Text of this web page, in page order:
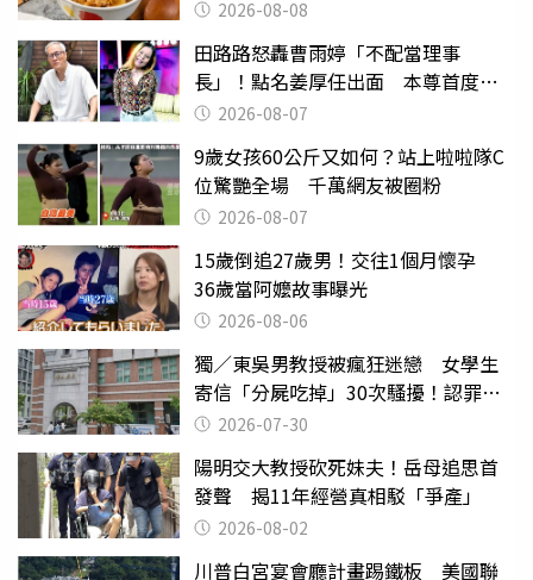
2026-08-08
田路路怒轟曹雨婷「不配當理事
長」！點名姜厚任出面 本尊首度回
應了2026-08-07
9歲女孩60公斤又如何？站上啦啦隊C
位驚艷全場 千萬網友被圈粉
2026-08-07
15歲倒追27歲男！交往1個月懷孕
36歲當阿嬤故事曝光
2026-08-06
獨／東吳男教授被瘋狂迷戀 女學生
寄信「分屍吃掉」30次騷擾！認罪免
關 2026-07-30
陽明交大教授砍死妹夫！岳母追思首
發聲 揭11年經營真相駁「爭產」
2026-08-02
川普白宮宴會廳計畫踢鐵板 美國聯